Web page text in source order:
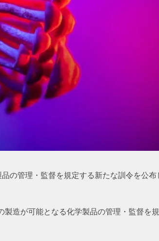
の管理・監督を規定する新たな訓令を公布
製造が可能となる化学製品の管理・監督を